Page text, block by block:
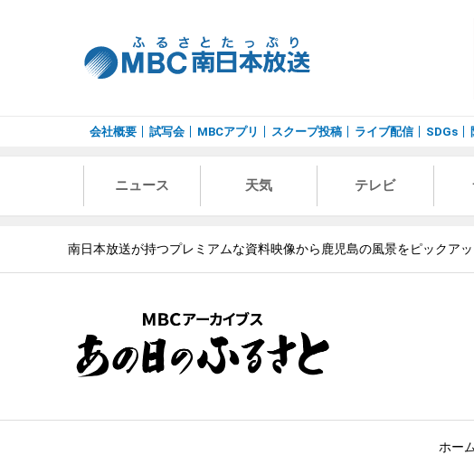
会社概要 試写会 MBCアプリ スクープ投稿 ライブ配信 SDGs
ニュース 天気 テレビ
南日本放送が持つプレミアムな資料映像から鹿児島の風景をピックア
ホー